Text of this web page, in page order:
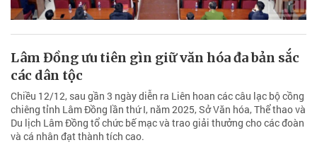
Lâm Đồng ưu tiên gìn giữ văn hóa đa bản sắc
các dân tộc
Chiều 12/12, sau gần 3 ngày diễn ra Liên hoan các câu lạc bộ cồng
chiêng tỉnh Lâm Đồng lần thứ I, năm 2025, Sở Văn hóa, Thể thao và
Du lịch Lâm Đồng tổ chức bế mạc và trao giải thưởng cho các đoàn
và cá nhân đạt thành tích cao.